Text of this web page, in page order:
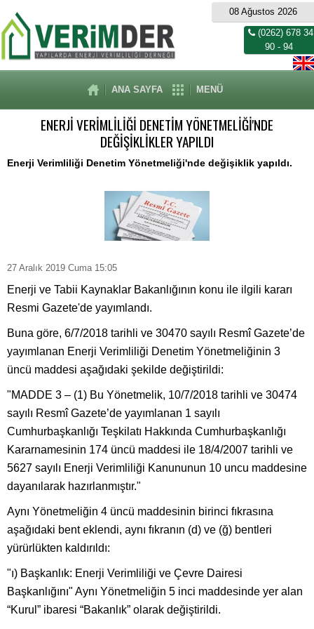
08 Ağustos 2026
(0262) 678 34
90 - 94
ANA SAYFA MENÜ
ENERJİ VERİMLİLİĞİ DENETİM YÖNETMELİĞİ'NDE
DEĞİŞİKLİKLER YAPILDI
Enerji Verimliliği Denetim Yönetmeliği'nde değişiklik yapıldı.
27 Aralık 2019 Cuma 15:05
Enerji ve Tabii Kaynaklar Bakanlığının konu ile ilgili kararı
Resmi Gazete'de yayımlandı.
Buna göre, 6/7/2018 tarihli ve 30470 sayılı Resmî Gazete’de
yayımlanan Enerji Verimliliği Denetim Yönetmeliğinin 3
üncü maddesi aşağıdaki şekilde değiştirildi:
"MADDE 3 – (1) Bu Yönetmelik, 10/7/2018 tarihli ve 30474
sayılı Resmî Gazete’de yayımlanan 1 sayılı
Cumhurbaşkanlığı Teşkilatı Hakkında Cumhurbaşkanlığı
Kararnamesinin 174 üncü maddesi ile 18/4/2007 tarihli ve
5627 sayılı Enerji Verimliliği Kanununun 10 uncu maddesine
dayanılarak hazırlanmıştır."
Aynı Yönetmeliğin 4 üncü maddesinin birinci fıkrasına
aşağıdaki bent eklendi, aynı fıkranın (d) ve (ğ) bentleri
yürürlükten kaldırıldı:
"ı) Başkanlık: Enerji Verimliliği ve Çevre Dairesi
Başkanlığını" Aynı Yönetmeliğin 5 inci maddesinde yer alan
“Kurul” ibaresi “Bakanlık” olarak değiştirildi.